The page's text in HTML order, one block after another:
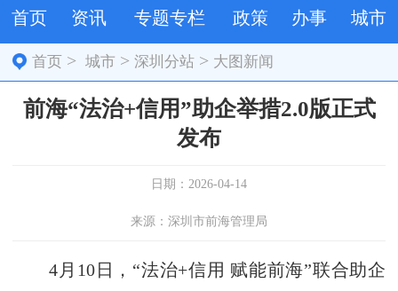
首页 资讯 专题专栏 政策 办事 城市
首页 >城市 >深圳分站 > 大图新闻
前海“法治+信用”助企举措2.0版正式
发布
日期：2026-04-14
来源：深圳市前海管理局
4月10日，“法治+信用 赋能前海”联合助企